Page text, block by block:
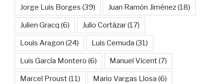
Jorge Luis Borges (39) Juan Ramón Jiménez(18)
Julien Gracq (6) Julio Cortázar(17)
Louis Aragon (24) Luis Cernuda (31)
Luis García Montero (6) Manuel Vicent(7)
Marcel Proust(11) Mario Vargas Llosa (6)